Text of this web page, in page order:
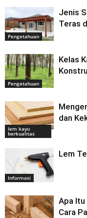
Pengetahuan
Jenis
Teras
Pengetahuan
Kelas
lem kayu
berkualitas
dan
Informasi
Lem
Apa Itu
Cara